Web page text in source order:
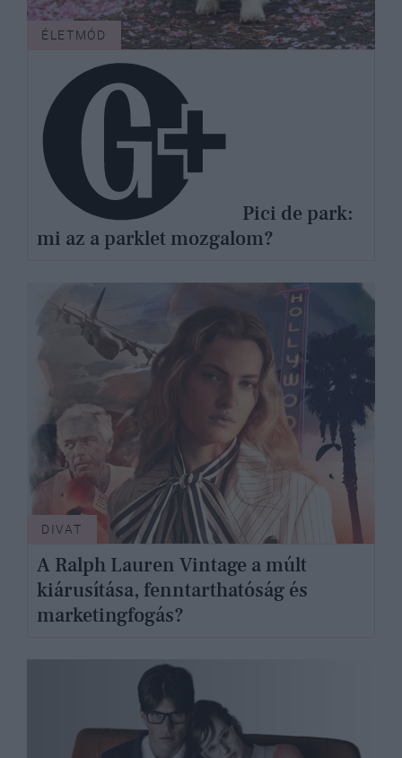
ÉLETMÓD
mi az a parklet mozgalom?
DIVAT
A Ralph Lauren Vintage a múlt
kiárusítása, fenntarthatóság és
marketingfogás?